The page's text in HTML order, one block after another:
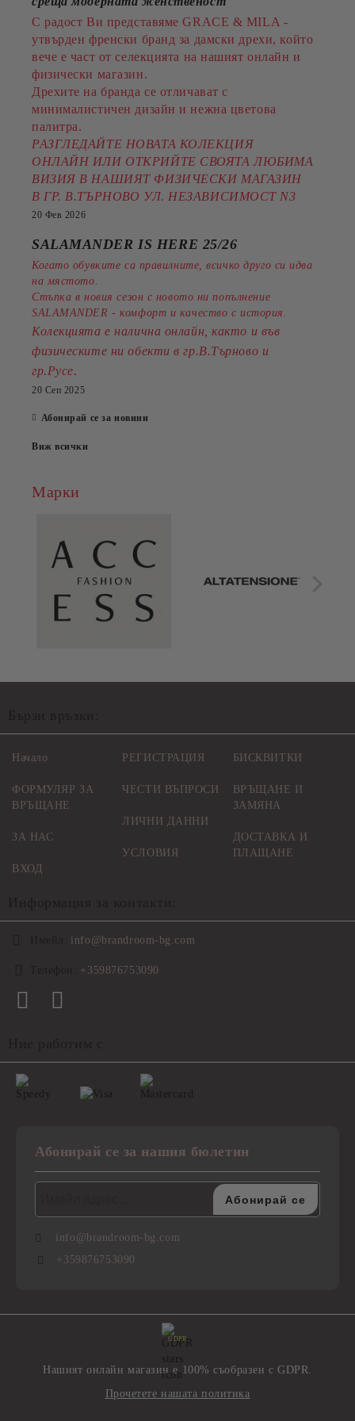
С радост Ви представяме GRACE & MILA -
утвърден френски бранд за дамски дрехи, който
вече е част от селекцията на нашият онлайн и
физически магазин.
Дрехите на бранда се отличават с
минималистичен дизайн и нежна цветова
палитра.
РАЗГЛЕДАЙТЕ НОВАТА КОЛЕКЦИЯ
ОНЛАЙН ИЛИ ОТКРИЙТЕ СВОЯТА ЛЮБИМА
ВИЗИЯ В НАШИЯТ ФИЗИЧЕСКИ МАГАЗИН
В ГР. В.ТЪРНОВО УЛ. НЕЗАВИСИМОСТ N3
20 Фев 2026
SALAMANDER IS HERE 25/26
Когато обувките са правилните, всичко друго си идва
на мястото.
Стъпка в новия сезон с новото ни попълнение
SALAMANDER - комфорт и качество с история.
Колекцията е налична онлайн, както и във
физическите ни обекти в гр.В.Търново и
гр.Русе.
20 Сеп 2025
Абонирай се за новини
Виж всички
Марки
Начало
ФОРМУЛЯР ЗА
ВРЪЩАНЕ
ЗА НАС
ВХОД
РЕГИСТРАЦИЯ
ЧЕСТИ ВЪПРОСИ
ЛИЧНИ ДАННИ
УСЛОВИЯ
БИСКВИТКИ
ВРЪЩАНЕ И
ЗАМЯНА
ДОСТАВКА И
ПЛАЩАНЕ
info@brandroom-bg.com
+359876753090
Абонирай се за нашия бюлетин
info@brandroom-bg.com
+359876753090
GDPR
Нашият онлайн магазин е 100% съобразен с GDPR.
Прочетете нашата политика